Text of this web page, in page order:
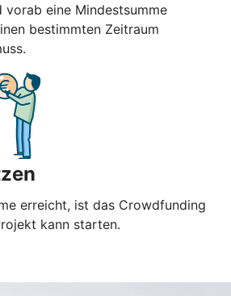
vorab eine Mindestsumme
bestimmten Zeitraum
erreicht, ist das Crowdfunding
kann starten.